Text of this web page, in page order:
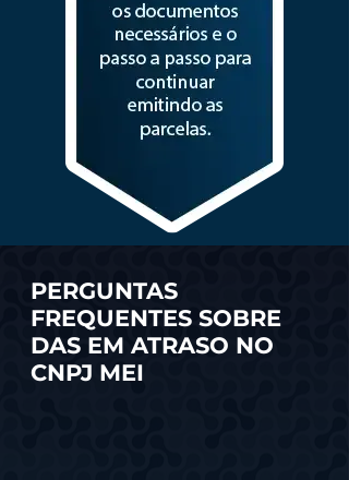
PERGUNTAS
FREQUENTES SOBRE
DAS EM ATRASO NO
CNPJ MEI